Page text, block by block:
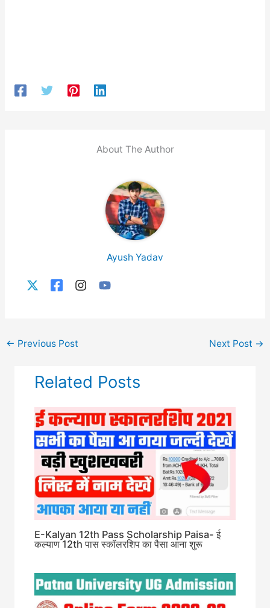
About The Author
Ayush Yadav
← Previous Post Next Post →
Related Posts
E-Kalyan 12th Pass Scholarship Paisa- ई
कल्याण 12th पास स्कॉलरशिप का पैसा आना शुरू